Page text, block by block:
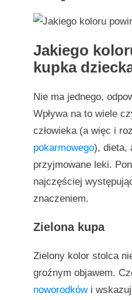
Jakiego
kupka
Nie ma jednego,
Wpływa na to wiele
człowieka (a więc i
pokarmowego), dieta,
przyjmowane leki.
najczęściej
znaczeniem.
Zielona kupa
Zielony kolor stolca
groźnym objawem.
noworodkówi